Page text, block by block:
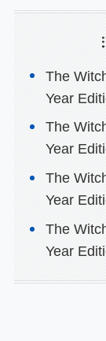
The
Year
The
Year
The
Year
The
Year